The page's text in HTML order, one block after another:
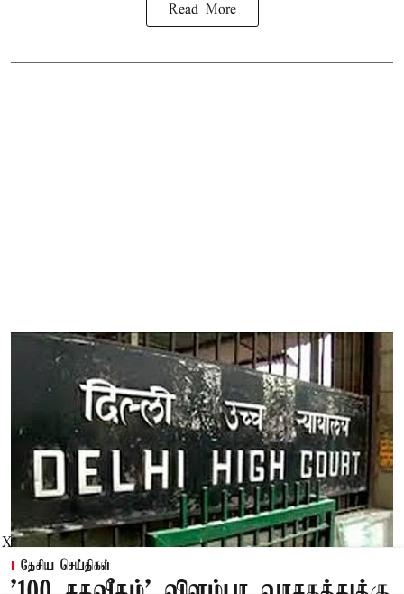
Read More
தேசிய செய்திகள்
X